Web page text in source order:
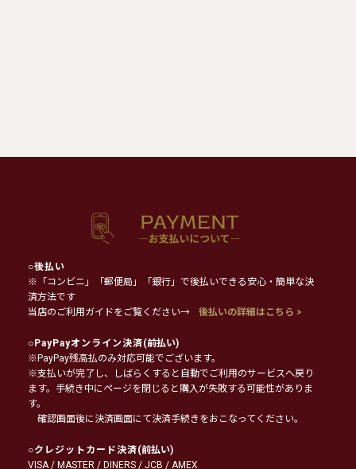
○後払い
※「コンビニ」「郵便局」「銀行」で後払いできる安心・簡単な決
済方法です
当店のご利用ガイドをご覧ください→
後払いの詳細はこちら >
○PayPayオンライン決済(前払い)
※PayPay残高払のみ対応可能でございます。
※支払いが完了し、しばらくすると自動でご利用のサービスへ戻り
ます。手続き中にページを閉じると購入が失敗する可能性がありま
す。
確認画面後に決済画面にて決済手続きをおこなってください。
○クレジットカード決済(前払い)
VISA / MASTER / DINERS / JCB / AMEX